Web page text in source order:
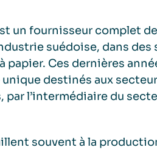
un fournisseur complet
suédoise, dans
papier. Ces dernières
destinés aux
l’intermédiaire du
souvent à la